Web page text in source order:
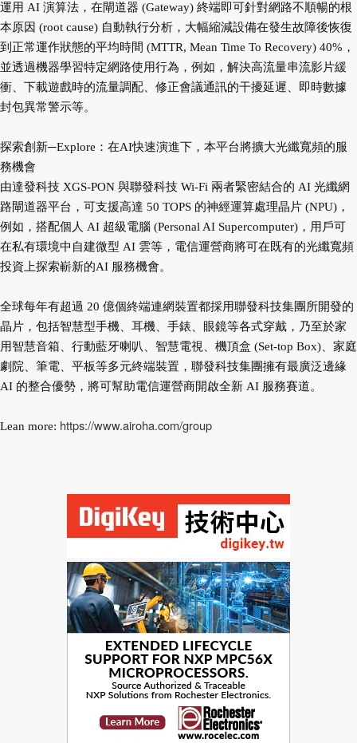
運用 AI 演算法，在閘道器 (Gateway) 終端即可針對網路不順暢的根
本原因 (root cause) 自動執行分析，大幅縮減設備在發生故障後恢復
到正常運作狀態的平均時間 (MTTR, Mean Time To Recovery) 40%，
並透過機器學習特定網路使用行為，例如，解決高流量串流影片緩
衝、下載遊戲時的流量調配、修正會議通訊的干擾延遲、即時數據
封包異常警示等。
探索創新─Explore：在AI快速演進下，本平台將擴大光纖寬頻的服
務機會
由達發科技 XGS-PON 與聯發科技 Wi-Fi 兩者緊密結合的 AI 光纖網
路閘道器平台，可支援高達 50 TOPS 的神經運算處理晶片 (NPU)，
例如，搭配個人 AI 超級電腦 (Personal AI Supercomputer)，用戶可
在私有環境中自建微型 AI 雲等，電信運營商將可在既有的光纖寬頻
投資上探索嶄新的AI 服務機會。
全球每年有超過 20 億個終端連網裝置都採用聯發科技集團所開發的
晶片，包括智慧型手機、耳機、手錶、眼鏡等各式穿戴，乃至於家
用智慧音箱、行動藍牙喇叭、智慧電視、機頂盒 (Set-top Box)、家庭
劇院、筆電、平板等多元終端裝置，聯發科技集團擁有最廣泛邊緣
AI 的整合優勢，將可幫助電信運營商開啟全新 AI 服務賽道。
Lean more: https://www.airoha.com/group